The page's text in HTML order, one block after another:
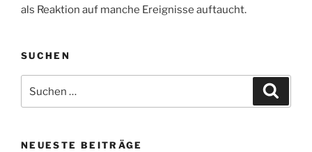
als Reaktion auf manche Ereignisse auftaucht.
SUCHEN
nach:
NEUESTE BEITRÄGE